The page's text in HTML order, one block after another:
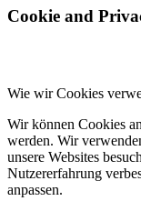
Cookie and
Wie wir Cookies
Wir können Cookies
werden. Wir
unsere Websites
Nutzererfahrung
anpassen.